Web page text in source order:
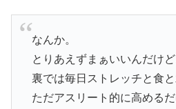
なんか。
とりあえずまぁいいんだけど
裏では毎日ストレッチと食と
ただアスリート的に高めるだ